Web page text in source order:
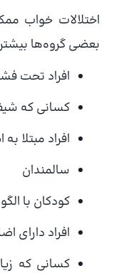
اختلالات خواب
بعضی گروه‌ها
افراد تحت
کسانی که
افراد مبتلا
سالمندان
کودکان با
افراد دارای
کسانی که